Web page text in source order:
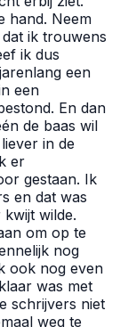
hand. Neem
ik trouwens
ik dus
een
een
En dan
de baas wil
in de
er
gestaan. Ik
en dat was
wilde.
om op te
nog
ook nog even
was met
schrijvers niet
weg te